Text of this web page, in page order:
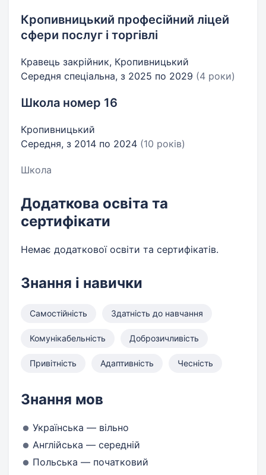
Кропивницький професійний ліцей
сфери послуг і торгівлі
Кравець закрійник, Кропивницький
Середня спеціальна, з 2025 по 2029 (4 роки)
Школа номер 16
Кропивницький
Середня, з 2014 по 2024 (10 років)
Школа
Додаткова освіта та
сертифікати
Немає додаткової освіти та сертифікатів.
Знання і навички
Самостійність Здатність до навчання
Комунікабельність Доброзичливість
Привітність Адаптивність Чесність
Знання мов
Українська — вільно
Англійська — середній
Польська — початковий